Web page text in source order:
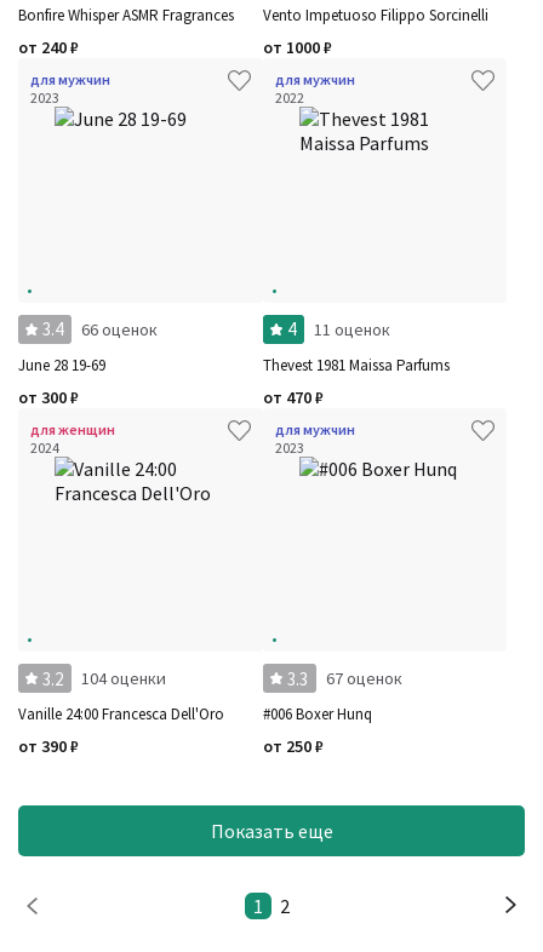
Bonfire Whisper ASMR Fragrances
от 240₽
Vento Impetuoso Filippo Sorcinelli
от 1000₽
для мужчин
2023
3.4 66 оценок
June 28 19-69
от 300₽
для мужчин
2022
4 11 оценок
Thevest 1981 Maissa Parfums
от 470₽
для женщин
2024
3.2 104 оценки
Vanille 24:00 Francesca Dell'Oro
от 390₽
для мужчин
2023
3.3 67 оценок
#006 Boxer Hunq
от 250₽
Показать еще
1 2